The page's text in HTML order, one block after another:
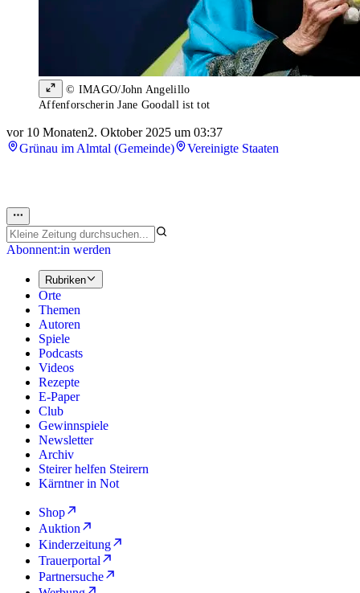
© IMAGO/John Angelillo
Affenforscherin Jane Goodall ist tot
vor 10 Monaten2. Oktober 2025 um 03:37
Grünau im Almtal (Gemeinde)
Vereinigte Staaten
Abonnent:in werden
Rubriken
Orte
Themen
Autoren
Spiele
Podcasts
Videos
Rezepte
E-Paper
Club
Gewinnspiele
Newsletter
Archiv
Steirer helfen Steirern
Kärntner in Not
Shop
Auktion
Kinderzeitung
Trauerportal
Partnersuche